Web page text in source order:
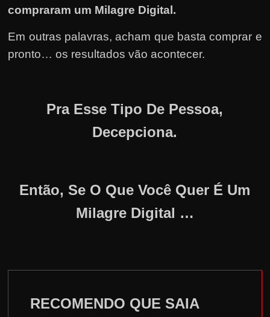
compraram um Milagre Digital.
Em outras palavras, acham que basta comprar e
pronto… os resultados vão acontecer.
Pra Esse Tipo De Pessoa,
Decepciona.
Então, Se O Que Você Quer É Um
Milagre Digital …
RECOMENDO QUE SAIA